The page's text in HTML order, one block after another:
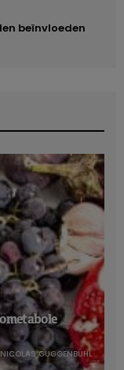
beïnvloeden
NICOLAS GUGGENBÜHL